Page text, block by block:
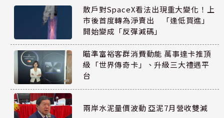
散戶對SpaceX看法出現重大變化！上
市後首度轉為淨賣出 「逢低買進」
開始變成「反彈減碼」
瞄準富裕客群消費動能 萬事達卡推頂
級「世界傳奇卡」、升級三大禮遇平
台
兩岸水泥量價波動 亞泥7月營收雙減